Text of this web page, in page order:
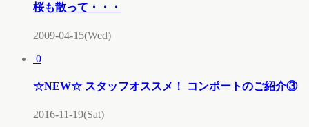
桜も散って・・・
2009-04-15(Wed)
0
☆NEW☆ スタッフオススメ！ コンポートのご紹介③
2016-11-19(Sat)